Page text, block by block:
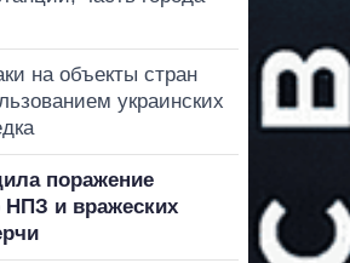
на объекты стран
украинских
поражение
НПЗ и вражеских